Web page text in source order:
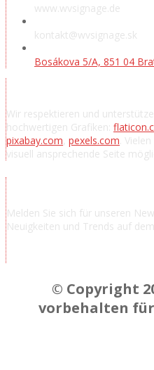
www.wvsignage.de
kontakt@wvsignage.sk
Bosákova 5/A, 851 04
Wir respektieren und
hochwertigen Grafiken:
pixabay.com, pexels.com .
visuell ansprechende Seite
Melden Sie sich für unseren
Neuigkeiten und Trends auf
© Copyright
vorbehalten für